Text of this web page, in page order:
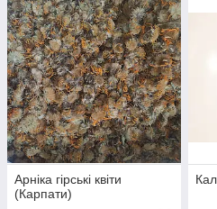
Арніка гірські квіти
(Карпати)